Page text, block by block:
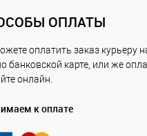
ОПЛАТЫ
оплатить заказ курьеру
банковской карте, или же
онлайн.
к оплате